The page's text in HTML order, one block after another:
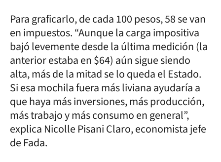
Para graficarlo, de cada 100 pesos, 58 se van
en impuestos. “Aunque la carga impositiva
bajó levemente desde la última medición (la
anterior estaba en $64) aún sigue siendo
alta, más de la mitad se lo queda el Estado.
Si esa mochila fuera más liviana ayudaría a
que haya más inversiones, más producción,
más trabajo y más consumo en general”,
explica Nicolle Pisani Claro, economista jefe
de Fada.